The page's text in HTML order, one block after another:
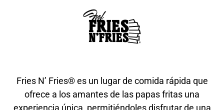
Fries N’ Fries®️ es un lugar de comida rápida que
ofrece a los amantes de las papas fritas una
experiencia única, permitiéndoles disfrutar de una